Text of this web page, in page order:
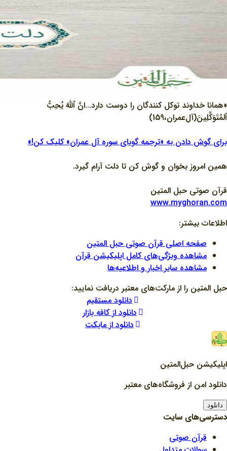
«همانا خداوند توکل کنندگان را دوست دارد...انَّ ٱللَّهَ يُحِبُّ
ٱلمُتَوَكِّلِينَ(آل‌عمران،159)
برای گوش دادن به «ترجمه گویای سوره آل عمران» کلیک کن!»
همین امروز بخوان و گوش کن تا دلت آرام گیرد.
قرآن صوتی حبل المتین
www.myghoran.com
اطلاعات بیشتر:
صفحه اصلی قرآن صوتی حبل المتین
مشاهده ویژگی‌های کامل اپلیکیشن قرآن
مشاهده سایر اخبار و اطلاعیه‌ها
حبل المتین را از مارکت‌های معتبر دریافت نمایید:
دانلود مستقیم
دانلود از کافه بازار
دانلود از مایکت
اپلیکیشن حبل‌المتین
دانلود امن از فروشگاه‌های معتبر
دانلود
دسترسی‌های سایت
قرآن صوتی